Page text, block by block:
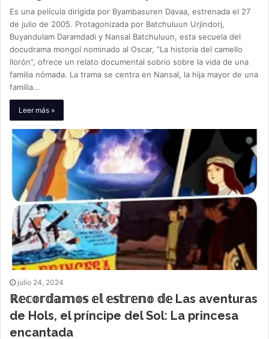
Es una película dirigida por Byambasuren Davaa, estrenada el 27
de julio de 2005. Protagonizada por Batchuluun Urjindorj,
Buyandulam Daramdadi y Nansal Batchuluun, esta secuela del
docudrama mongol nominado al Oscar, “La historia del camello
llorón”, ofrece un relato documental sobrio sobre la vida de una
familia nómada. La trama se centra en Nansal, la hija mayor de una
familia…
Leer más »
julio 24, 2024
ℝ𝕖𝕔𝕠𝕣𝕕𝕒𝕞𝕠𝕤 𝕖𝕝 𝕖𝕤𝕥𝕣𝕖𝕟𝕠 𝕕𝕖 Las aventuras
de Hols, el príncipe del Sol: La princesa
encantada